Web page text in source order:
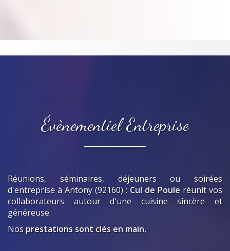
Évènementiel Entreprise
Réunions, séminaires, déjeuners ou soirées
d'entreprise à Antony (92160) : Cul de Poule réunit vos
collaborateurs autour d'une cuisine sincère et
généreuse.
Nos prestations sont clés en main.